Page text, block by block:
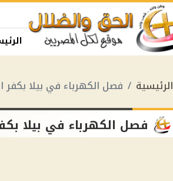
الرئيسية فصل الكهرباء في بيلا بكفر
فصل الكهرباء في بيلا